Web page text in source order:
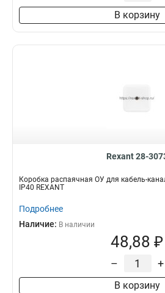
В корзину
Rexant 28-
Коробка распаячная ОУ для кабель-
IP40 REXANT
Подробнее
Наличие: В наличии
48,88 ₽
– +
В корзину